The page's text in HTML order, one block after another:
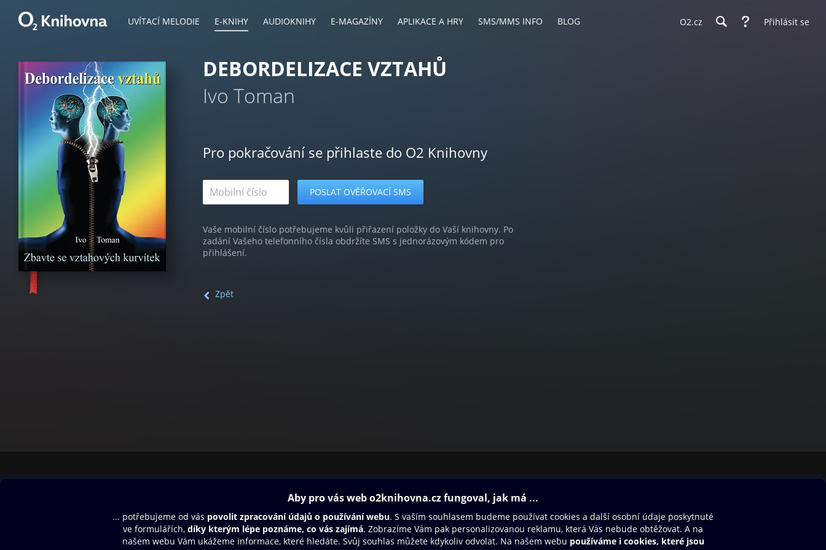
UVÍTACÍ MELODIE E-KNIHY AUDIOKNIHY E-MAGAZÍNY APLIKACE A HRY SMS/MMS INFO BLOG O2.cz Přihlásit se
DEBORDELIZACE VZTAHŮ
Ivo Toman
Pro pokračování se přihlaste do O2 Knihovny
Vaše mobilní číslo potřebujeme kvůli přiřazení položky do Vaší knihovny. Po
zadání Vašeho telefonního čísla obdržíte SMS s jednorázovým kódem pro
přihlášení.
Zpět
Aplikace a hry
SMS/MMS Info
Blog
Dárkový poukaz
Nápověda
Oneplay Originály
Sport